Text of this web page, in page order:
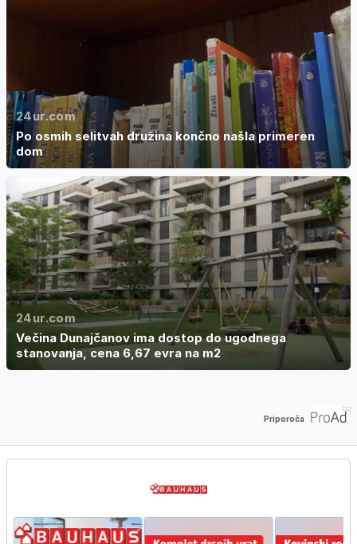
24ur.com
Po osmih selitvah družina končno našla primeren
dom
24ur.com
Večina Dunajčanov ima dostop do ugodnega
stanovanja, cena 6,67 evra na m2
Priporoča